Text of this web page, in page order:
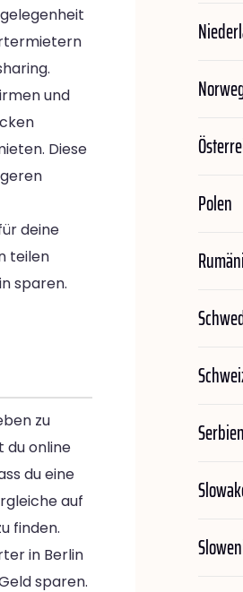
und
Diese
deine
teilen
sparen.
zu
du online
du eine
auf
finden.
in Berlin
sparen.
Polen
Serbien